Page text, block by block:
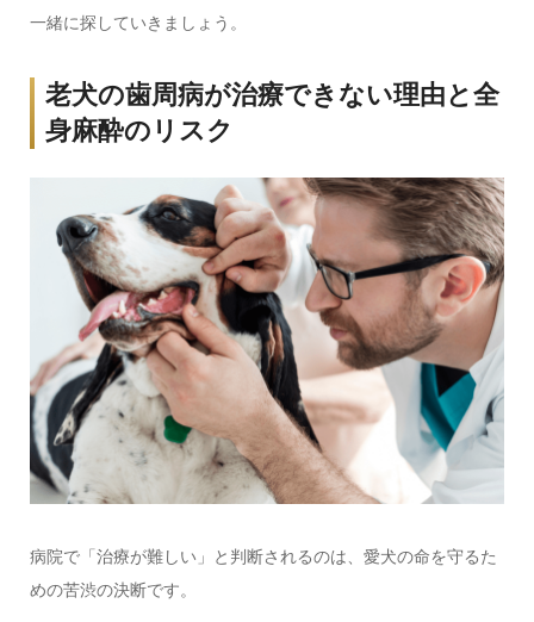
一緒に探していきましょう。
老犬の歯周病が治療できない理由と全
身麻酔のリスク
病院で「治療が難しい」と判断されるのは、愛犬の命を守るた
めの苦渋の決断です。